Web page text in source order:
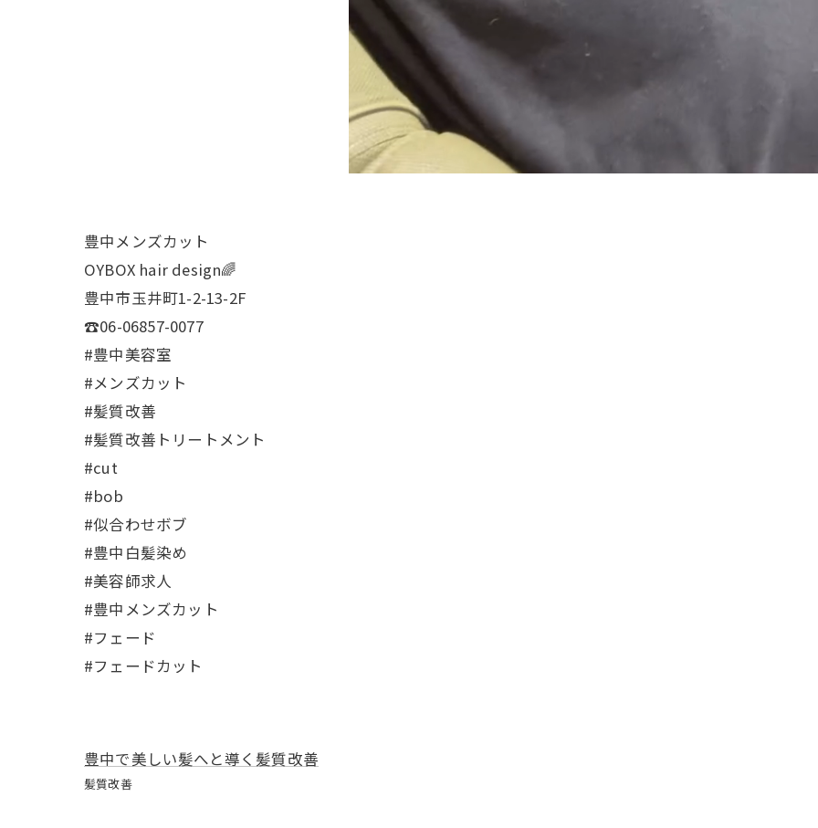
豊中メンズカット
OYBOX hair design🌈
豊中市玉井町1-2-13-2F
☎︎06-06857-0077
#豊中美容室
#メンズカット
#髪質改善
#髪質改善トリートメント
#cut
#bob
#似合わせボブ
#豊中白髪染め
#美容師求人
#豊中メンズカット
#フェード
#フェードカット
豊中で美しい髪へと導く髪質改善
髪質改善